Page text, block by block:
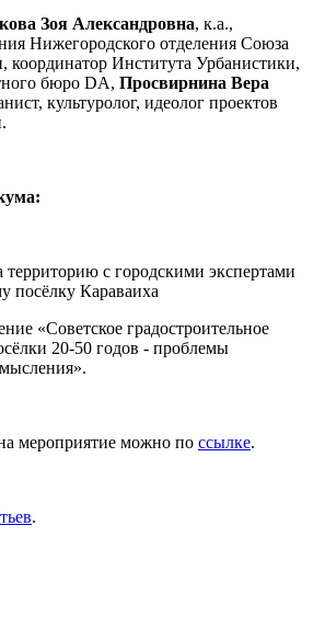
Зоя Александровна, к.а.,
Нижегородского отделения Союза
координатор Института Урбанистики,
бюро DA, Просвирнина Вера
культуролог, идеолог проектов
территорию с городскими экспертами
посёлку Караваиха
«Советское градостроительное
20-50 годов - проблемы
мероприятие можно по ссылке.
.